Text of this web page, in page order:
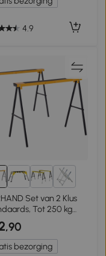
4.9
5+
Set van 2 Klus
Tot 250 kg
Metaal, Geel
,90
bezorging